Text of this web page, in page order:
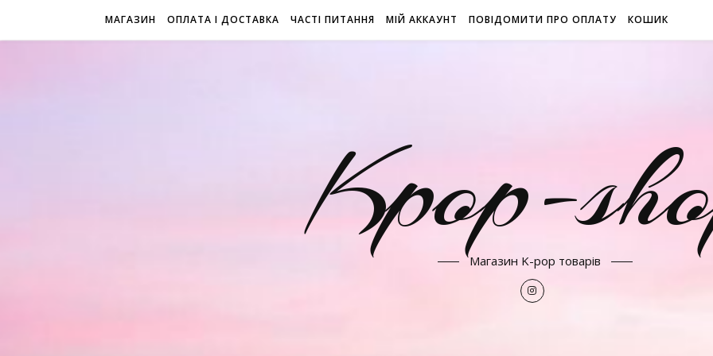
МАГАЗИН ОПЛАТА І ДОСТАВКА ЧАСТІ ПИТАННЯ МІЙ АККАУНТ ПОВІДОМИТИ ПРО ОПЛАТУ КОШИК
Kpop-
Магазин K-pop товарів